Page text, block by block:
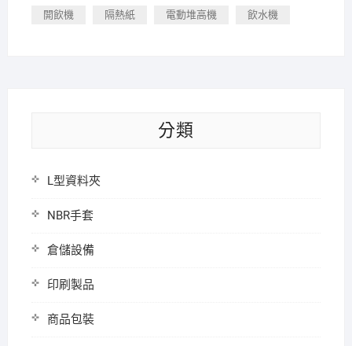
開飲機 隔熱紙 電動堆高機 飲水機
分類
L型資料夾
NBR手套
倉儲設備
印刷製品
商品包裝